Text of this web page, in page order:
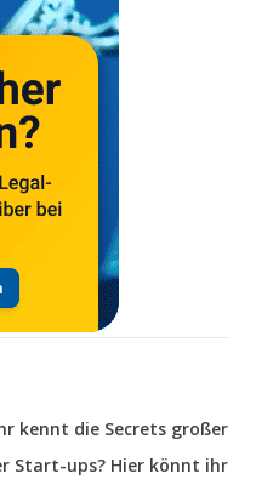
kennt die Secrets großer
Start-ups? Hier könnt ihr